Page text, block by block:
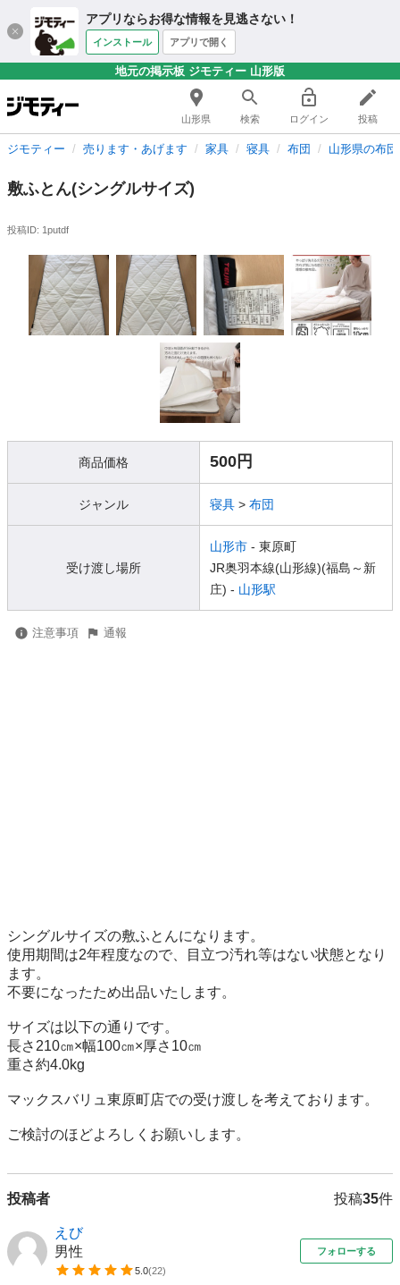
アプリならお得な情報を見逃さない！
インストール アプリで開く
地元の掲示板 ジモティー 山形版
山形県 検索 ログイン 投稿
ジモティー 売ります・あげます 家具 寝具 布団 山形県の布団
敷ふとん(シングルサイズ)
投稿ID: 1putdf
商品価格 500円
ジャンル 寝具 > 布団
受け渡し場所
山形市 - 東原町
JR奥羽本線(山形線)(福島～新
庄) - 山形駅
注意事項 通報
シングルサイズの敷ふとんになります。
使用期間は2年程度なので、目立つ汚れ等はない状態となり
ます。
不要になったため出品いたします。
サイズは以下の通りです。
長さ210㎝×幅100㎝×厚さ10㎝
重さ約4.0kg
マックスバリュ東原町店での受け渡しを考えております。
ご検討のほどよろしくお願いします。
投稿者 投稿35件
えび
男性
5.0(22)
フォローする